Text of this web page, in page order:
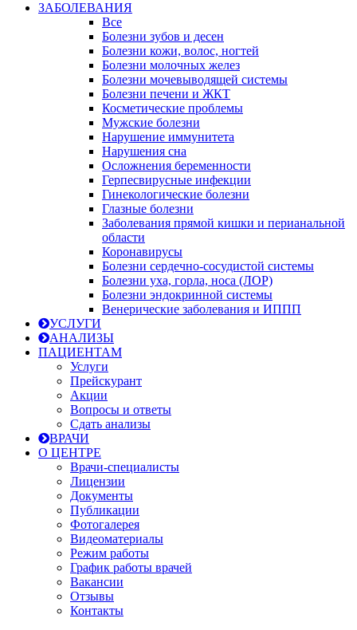
ЗАБОЛЕВАНИЯ
Все
Болезни зубов и десен
Болезни кожи, волос, ногтей
Болезни молочных желез
Болезни мочевыводящей системы
Болезни печени и ЖКТ
Косметические проблемы
Мужские болезни
Нарушение иммунитета
Нарушения сна
Осложнения беременности
Герпесвирусные инфекции
Гинекологические болезни
Глазные болезни
Заболевания прямой кишки и перианальной
области
Коронавирусы
Болезни сердечно-сосудистой системы
Болезни уха, горла, носа (ЛОР)
Болезни эндокринной системы
Венерические заболевания и ИППП
УСЛУГИ
АНАЛИЗЫ
ПАЦИЕНТАМ
Услуги
Прейскурант
Акции
Вопросы и ответы
Сдать анализы
ВРАЧИ
О ЦЕНТРЕ
Врачи-специалисты
Лицензии
Документы
Публикации
Фотогалерея
Видеоматериалы
Режим работы
График работы врачей
Вакансии
Отзывы
Контакты